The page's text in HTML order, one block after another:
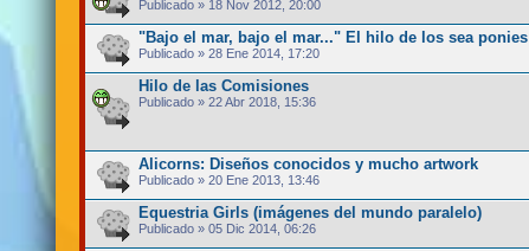
Publicado » 18 Nov 2012, 20:00
"Bajo el mar, bajo el mar..." El hilo de los sea ponies
Publicado » 28 Ene 2014, 17:20
Hilo de las Comisiones
Publicado » 22 Abr 2018, 15:36
Alicorns: Diseños conocidos y mucho artwork
Publicado » 20 Ene 2013, 13:46
Equestria Girls (imágenes del mundo paralelo)
Publicado » 05 Dic 2014, 06:26